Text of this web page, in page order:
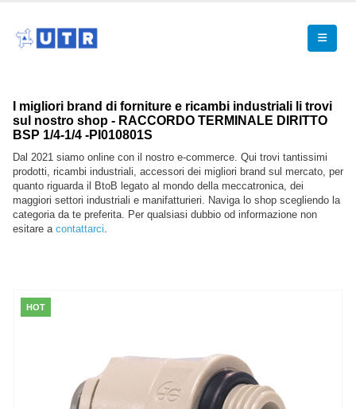
I migliori brand di forniture e ricambi industriali li trovi
sul nostro shop - RACCORDO TERMINALE DIRITTO
BSP 1/4-1/4 -PI010801S
Dal 2021 siamo online con il nostro e-commerce. Qui trovi tantissimi
prodotti, ricambi industriali, accessori dei migliori brand sul mercato, per
quanto riguarda il BtoB legato al mondo della meccatronica, dei
maggiori settori industriali e manifatturieri. Naviga lo shop scegliendo la
categoria da te preferita. Per qualsiasi dubbio od informazione non
esitare a contattarci.
HOT